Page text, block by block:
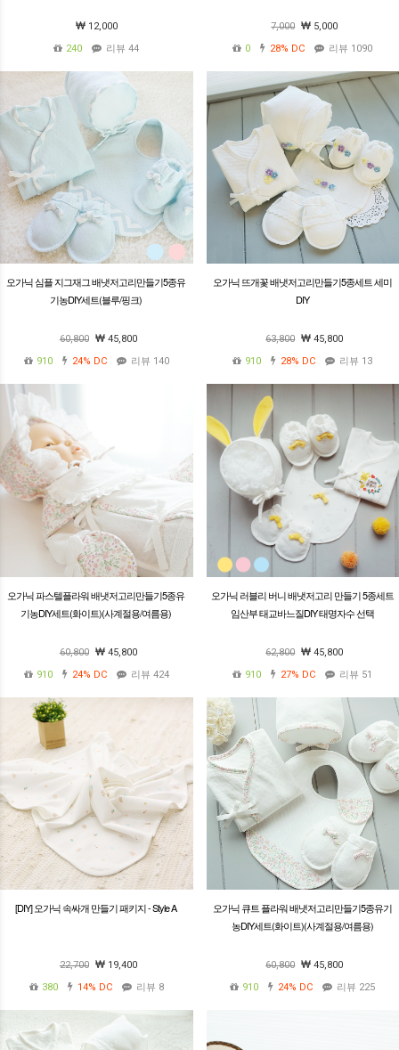
12,000
240
리뷰 44
7,000
5,000
0
28% DC 리뷰 1090
오가닉 심플 지그재그 배냇저고리만들기5종유
기농DIY세트(블루/핑크)
60,800
45,800
910
24% DC 리뷰 140
오가닉 뜨개꽃 배냇저고리만들기5종세트 세미
DIY
63,800
45,800
910
28% DC 리뷰 13
오가닉 파스텔플라워 배냇저고리만들기5종유
기농DIY세트(화이트)(사계절용/여름용)
60,800
45,800
910
24% DC 리뷰 424
오가닉 러블리 버니 배냇저고리 만들기 5종세트
임산부 태교바느질DIY 태명자수 선택
62,800
45,800
910
27% DC 리뷰 51
[DIY] 오가닉 속싸개 만들기 패키지 - Style A
22,700
19,400
380
14% DC 리뷰 8
오가닉 큐트 플라워 배냇저고리만들기5종유기
농DIY세트(화이트)(사계절용/여름용)
60,800
45,800
910
24% DC 리뷰 225